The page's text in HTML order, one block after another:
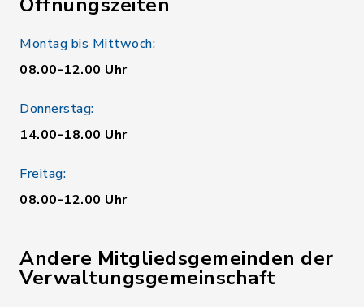
Montag bis Mittwoch:
08.00-12.00 Uhr
Donnerstag:
14.00-18.00 Uhr
Freitag:
08.00-12.00 Uhr
Andere Mitgliedsgemeinden der
Verwaltungsgemeinschaft